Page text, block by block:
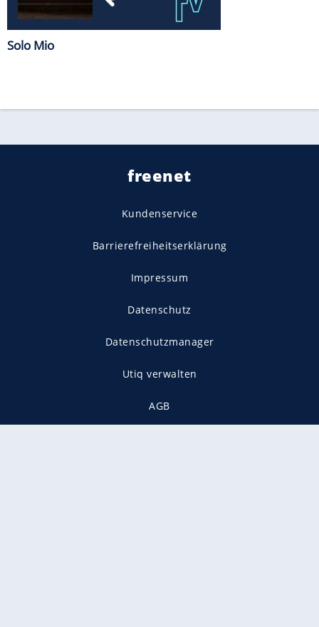
Solo Mio
freenet
Kundenservice
Barrierefreiheitserklärung
Impressum
Datenschutz
Datenschutzmanager
Utiq verwalten
AGB